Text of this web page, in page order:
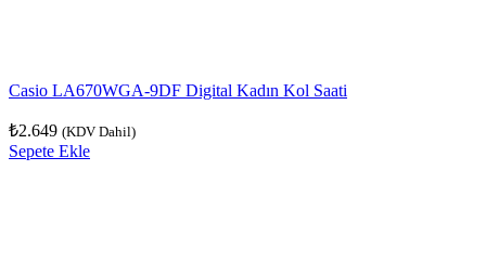
Casio LA670WGA-9DF Digital Kadın Kol Saati
₺2.649 (KDV Dahil)
Sepete Ekle